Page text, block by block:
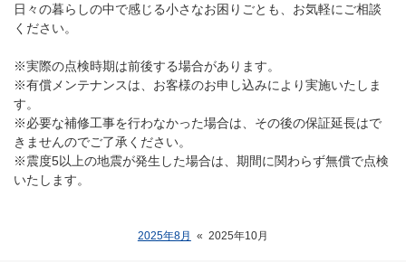
日々の暮らしの中で感じる小さなお困りごとも、お気軽にご相談
ください。
※実際の点検時期は前後する場合があります。
※有償メンテナンスは、お客様のお申し込みにより実施いたしま
す。
※必要な補修工事を行わなかった場合は、その後の保証延長はで
きませんのでご了承ください。
※震度5以上の地震が発生した場合は、期間に関わらず無償で点検
いたします。
2025年8月 « 2025年10月